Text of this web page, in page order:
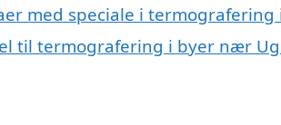
med speciale i
til termografering i byer nær